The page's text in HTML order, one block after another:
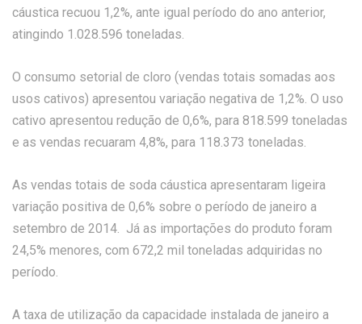
cáustica recuou 1,2%, ante igual período do ano anterior,
atingindo 1.028.596 toneladas.
O consumo setorial de cloro (vendas totais somadas aos
usos cativos) apresentou variação negativa de 1,2%. O uso
cativo apresentou redução de 0,6%, para 818.599 toneladas
e as vendas recuaram 4,8%, para 118.373 toneladas.
As vendas totais de soda cáustica apresentaram ligeira
variação positiva de 0,6% sobre o período de janeiro a
setembro de 2014. Já as importações do produto foram
24,5% menores, com 672,2 mil toneladas adquiridas no
período.
A taxa de utilização da capacidade instalada de janeiro a